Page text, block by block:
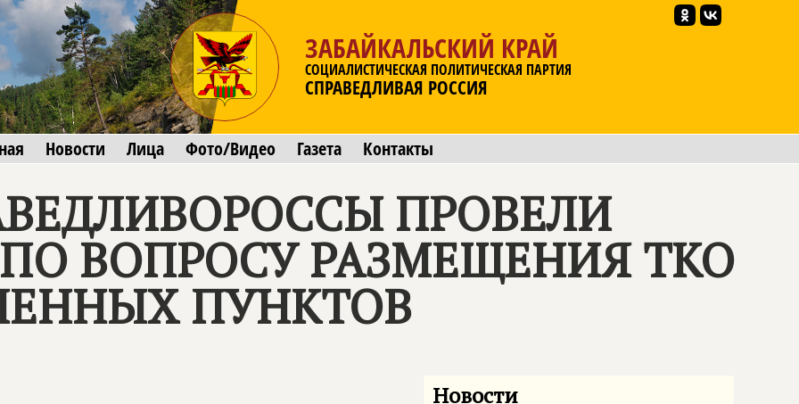
ЗАБАЙКАЛЬСКИЙ КРАЙ
СОЦИАЛИСТИЧЕСКАЯ ПОЛИТИЧЕСКАЯ ПАРТИЯ
СПРАВЕДЛИВАЯ РОССИЯ
Новости Лица Фото/Видео Газета Контакты
ПРОВЕЛИ
ВОПРОСУ РАЗМЕЩЕНИЯ ТКО
ПУНКТОВ
Новости